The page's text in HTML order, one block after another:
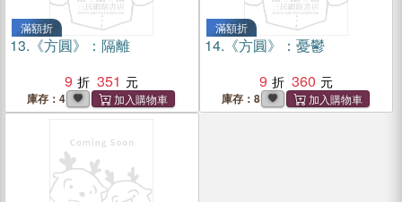
滿額折
13. 《方圓》：隔離
9
351
庫存：4
滿額折
14. 《方圓》：憂鬱
9
360
庫存：8